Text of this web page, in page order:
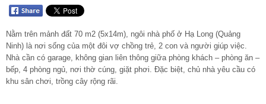
Nằm trên mảnh đất 70 m2 (5x14m), ngôi nhà phố ở Hạ Long (Quảng
Ninh) là nơi sống của một đôi vợ chồng trẻ, 2 con và người giúp việc.
Nhà cần có garage, không gian liên thông giữa phòng khách – phòng ăn –
bếp, 4 phòng ngủ, nơi thờ cúng, giặt phơi. Đặc biệt, chủ nhà yêu cầu có
khu sân chơi, trồng cây rộng rãi.